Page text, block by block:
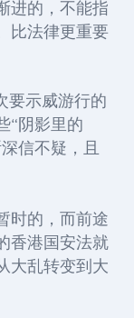
进的，不能指
比法律更重要
要示威游行的
“阴影里的
信不疑，且
时的，而前途
香港国安法就
大乱转变到大